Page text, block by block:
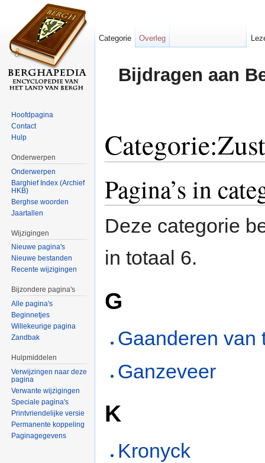
Bijdragen aan
Pagina’s in
Deze categorie
in totaal 6.
G
Gaanderen van
Ganzeveer
K
Kronyck
Categorie Overleg
Hoofdpagina
Contact
Hulp
Onderwerpen
Onderwerpen
Barghief Index (Archief
HKB)
Berghse woorden
Jaartallen
Wijzigingen
Nieuwe pagina's
Nieuwe bestanden
Recente wijzigingen
Bijzondere pagina's
Alle pagina's
Beginnetjes
Willekeurige pagina
Zandbak
Hulpmiddelen
Verwijzingen naar deze
pagina
Verwante wijzigingen
Speciale pagina's
Printvriendelijke versie
Permanente koppeling
Paginagegevens